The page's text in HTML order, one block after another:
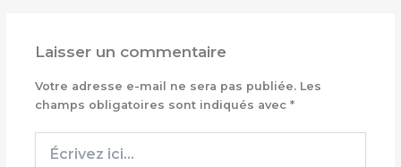
Laisser un commentaire
Votre adresse e-mail ne sera pas publiée. Les
champs obligatoires sont indiqués avec *
ici…